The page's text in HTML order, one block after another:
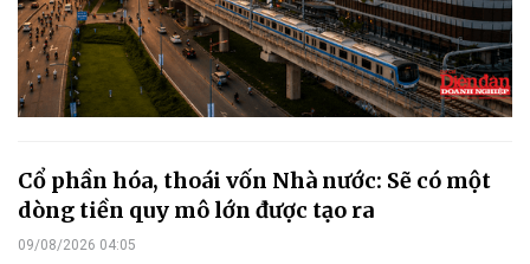
Cổ phần hóa, thoái vốn Nhà nước: Sẽ có một
dòng tiền quy mô lớn được tạo ra
09/08/2026 04:05